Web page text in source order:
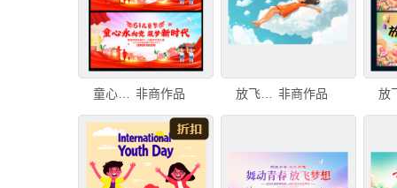
非商作品 放飞梦想女孩 非商作品